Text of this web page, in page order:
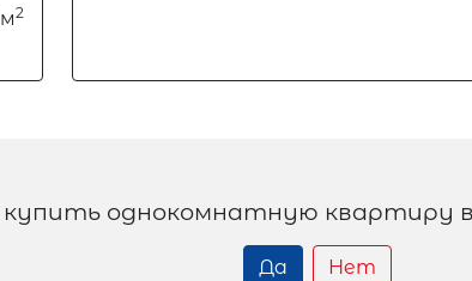
2
однокомнатную квартиру в
Да Нет